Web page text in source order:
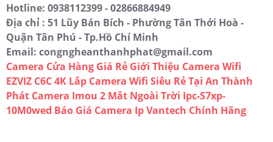
Hotline: 0938112399 - 02866884949
Địa chỉ : 51 Lũy Bán Bích - Phường Tân Thới Hoà -
Quận Tân Phú - Tp.Hồ Chí Minh
Email: congngheanthanhphat@gmail.com
Camera Cửa Hàng Giá Rẻ Giới Thiệu Camera Wifi
EZVIZ C6C 4K Lắp Camera Wifi Siêu Rẻ Tại An Thành
Phát Camera Imou 2 Mắt Ngoài Trời Ipc-S7xp-
10M0wed Báo Giá Camera Ip Vantech Chính Hãng